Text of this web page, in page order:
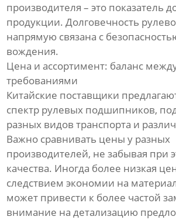
производителя – это показатель
продукции. Долговечность
напрямую связана с
вождения.
Цена и ассортимент: баланс
требованиями
Китайские поставщики
спектр рулевых подшипников,
разных видов транспорта и
Важно сравнивать цены у разных
производителей, не забывая при
качества. Иногда более низкая
следствием экономии на
может привести к более частой
внимание на детализацию